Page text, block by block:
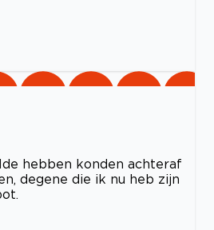
hebben konden achteraf
degene die ik nu heb zijn